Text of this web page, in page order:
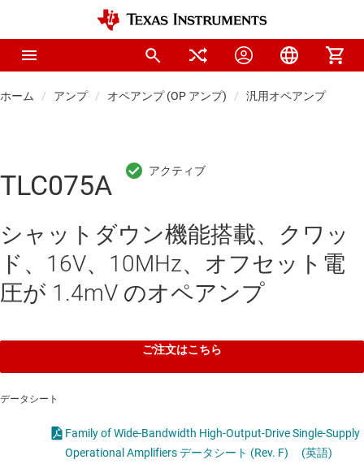
ホーム アンプ オペアンプ (OP アンプ) 汎用オペアンプ
TLC075A
シャットダウン機能搭載、クワッ
ド、16V、10MHz、オフセット電
圧が 1.4mV のオペアンプ
ご注文はこちら
データシート
Family of Wide-Bandwidth High-Output-Drive Single-Supply
Operational Amplifiers データシート (Rev. F)
(英語)